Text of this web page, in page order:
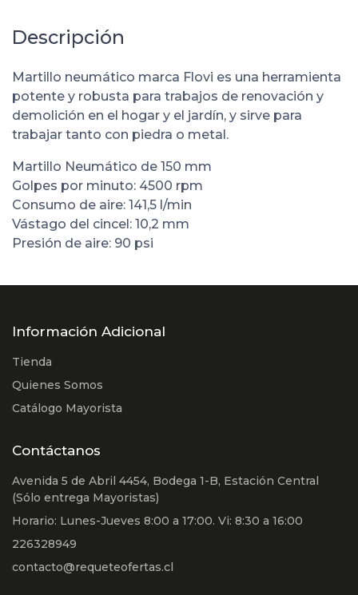
Descripción
Martillo neumático marca Flovi es una herramienta
potente y robusta para trabajos de renovación y
demolición en el hogar y el jardín, y sirve para
trabajar tanto con piedra o metal.
Martillo Neumático de 150 mm
Golpes por minuto: 4500 rpm
Consumo de aire: 141,5 l/min
Vástago del cincel: 10,2 mm
Presión de aire: 90 psi
Información Adicional
Tienda
Quienes Somos
Catálogo Mayorista
Contáctanos
Avenida 5 de Abril 4454, Bodega 1-B, Estación Central
(Sólo entrega Mayoristas)
Horario: Lunes-Jueves 8:00 a 17:00. Vi: 8:30 a 16:00
226328949
contacto@requeteofertas.cl